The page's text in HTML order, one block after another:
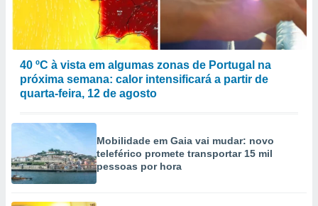
40 ºC à vista em algumas zonas de Portugal na
próxima semana: calor intensificará a partir de
quarta-feira, 12 de agosto
Mobilidade em Gaia vai mudar: novo
teleférico promete transportar 15 mil
pessoas por hora